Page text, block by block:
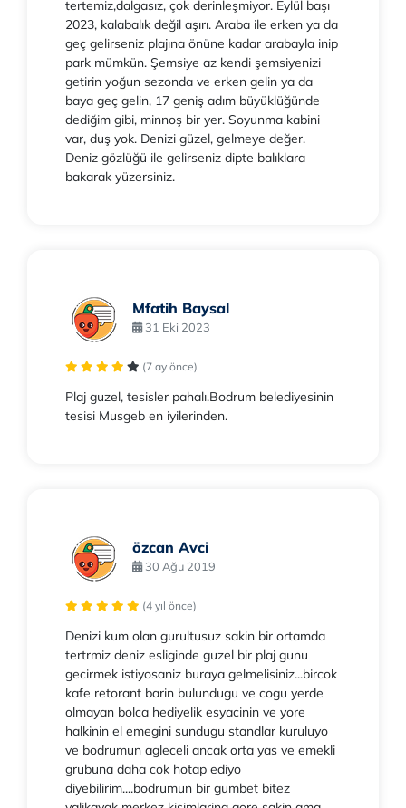
tertemiz,dalgasız, çok derinleşmiyor. Eylül başı
2023, kalabalık değil aşırı. Araba ile erken ya da
geç gelirseniz plajına önüne kadar arabayla inip
park mümkün. Şemsiye az kendi şemsiyenizi
getirin yoğun sezonda ve erken gelin ya da
baya geç gelin, 17 geniş adım büyüklüğünde
dediğim gibi, minnoş bir yer. Soyunma kabini
var, duş yok. Denizi güzel, gelmeye değer.
Deniz gözlüğü ile gelirseniz dipte balıklara
bakarak yüzersiniz.
Mfatih Baysal
31 Eki 2023
(7 ay önce)
Plaj guzel, tesisler pahalı.Bodrum belediyesinin
tesisi Musgeb en iyilerinden.
özcan Avci
30 Ağu 2019
(4 yıl önce)
Denizi kum olan gurultusuz sakin bir ortamda
tertrmiz deniz esliginde guzel bir plaj gunu
gecirmek istiyosaniz buraya gelmelisiniz...bircok
kafe retorant barin bulundugu ve cogu yerde
olmayan bolca hediyelik esyacinin ve yore
halkinin el emegini sundugu standlar kuruluyo
ve bodrumun agleceli ancak orta yas ve emekli
grubuna daha cok hotap ediyo
diyebilirim....bodrumun bir gumbet bitez